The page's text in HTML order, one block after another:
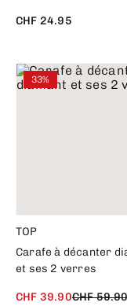
CHF 24.95
33%
TOP
Carafe à décanter
et ses 2 verres
CHF 39.90CHF